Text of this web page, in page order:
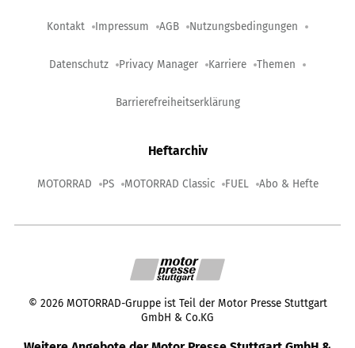
Kontakt Impressum AGB Nutzungsbedingungen
Datenschutz Privacy Manager Karriere Themen
Barrierefreiheitserklärung
Heftarchiv
MOTORRAD PS MOTORRAD Classic FUEL Abo & Hefte
© 2026 MOTORRAD-Gruppe ist Teil der Motor Presse Stuttgart
GmbH & Co.KG